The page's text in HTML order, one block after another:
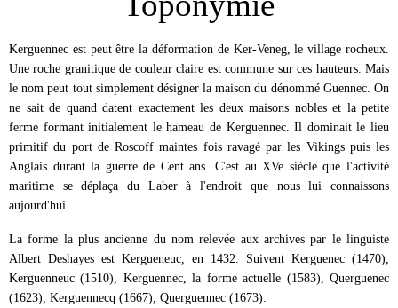
Kerguennec est peut être la déformation de Ker-Veneg, le village rocheux.
Une roche granitique de couleur claire est commune sur ces hauteurs. Mais
le nom peut tout simplement désigner la maison du dénommé Guennec. On
ne sait de quand datent exactement les deux maisons nobles et la petite
ferme formant initialement le hameau de Kerguennec. Il dominait le lieu
primitif du port de Roscoff maintes fois ravagé par les Vikings puis les
Anglais durant la guerre de Cent ans. C'est au XVe siècle que l'activité
maritime se déplaça du Laber à l'endroit que nous lui connaissons
aujourd'hui.
La forme la plus ancienne du nom relevée aux archives par le linguiste
Albert Deshayes est Kergueneuc, en 1432. Suivent Kerguenec (1470),
Kerguenneuc (1510), Kerguennec, la forme actuelle (1583), Querguenec
(1623), Kerguennecq (1667), Querguennec (1673).